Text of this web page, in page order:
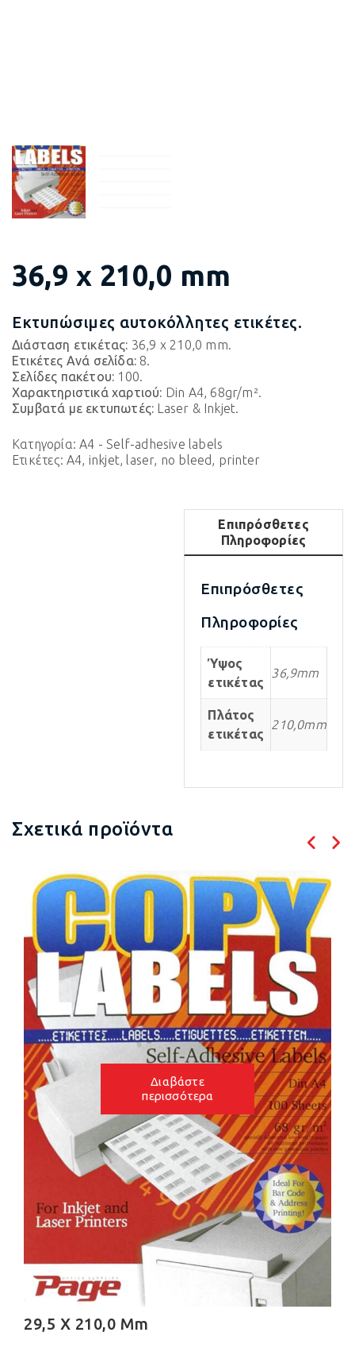
36,9 x 210,0 mm
Εκτυπώσιμες αυτοκόλλητες ετικέτες.
Διάσταση ετικέτας: 36,9 x 210,0 mm.
Ετικέτες Ανά σελίδα: 8.
Σελίδες πακέτου: 100.
Χαρακτηριστικά χαρτιού: Din A4, 68gr/m².
Συμβατά με εκτυπωτές: Laser & Inkjet.
Κατηγορία:A4 - Self-adhesive labels
Ετικέτες: A4, inkjet, laser, no bleed, printer
Επιπρόσθετες
Πληροφορίες
Επιπρόσθετες
Πληροφορίες
Ύψος
ετικέτας
36,9mm
Πλάτος
ετικέτας
210,0mm
Σχετικά προϊόντα
Διαβάστε
περισσότερα
30,0 X 210,0 Mm